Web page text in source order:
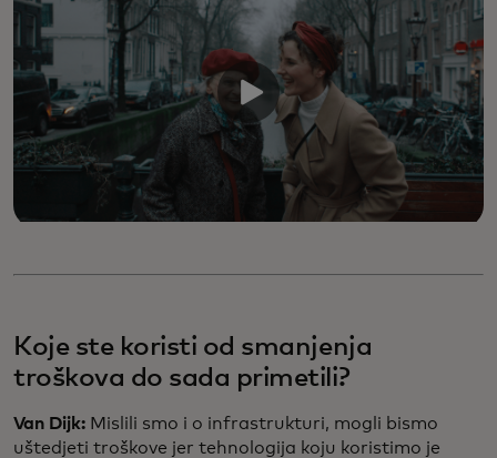
Koje ste koristi od smanjenja
troškova do sada primetili?
Van Dijk: Mislili smo i o infrastrukturi, mogli bismo
uštedjeti troškove jer tehnologija koju koristimo je